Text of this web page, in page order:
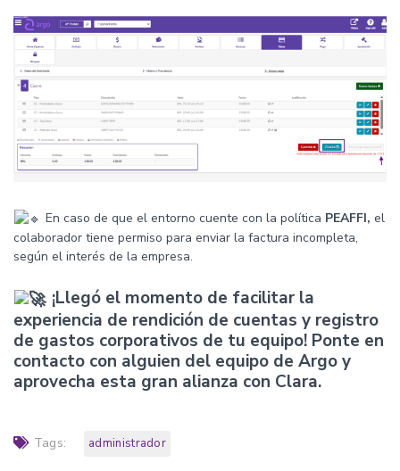
En caso de que el entorno cuente con la política PEAFFI, el
colaborador tiene permiso para enviar la factura incompleta,
según el interés de la empresa.
¡Llegó el momento de facilitar la
experiencia de rendición de cuentas y registro
de gastos corporativos de tu equipo! Ponte en
contacto con alguien del equipo de Argo y
aprovecha esta gran alianza con Clara.
Tags: administrador